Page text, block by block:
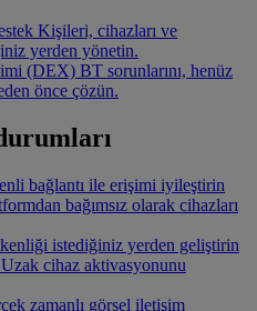
Kişileri, cihazları ve
yerden yönetin.
(DEX) BT sorunlarını, henüz
önce çözün.
bağlantı ile erişimi iyileştirin
bağımsız olarak cihazları
istediğiniz yerden geliştirin
Uzak cihaz aktivasyonunu
zamanlı görsel iletişim